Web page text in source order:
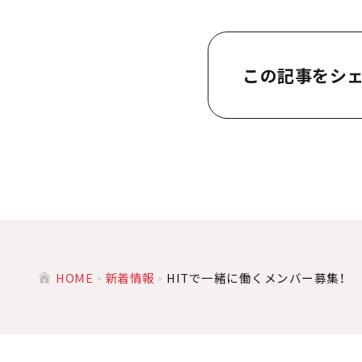
この記事をシ
HOME 新着情報 HITで一緒に働くメンバー募集！